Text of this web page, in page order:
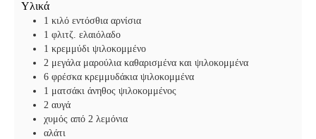
Υλικά
1 κιλό εντόσθια αρνίσια
1 φλιτζ. ελαιόλαδο
1 κρεμμύδι ψιλοκομμένο
2 μεγάλα μαρούλια καθαρισμένα και ψιλοκομμένα
6 φρέσκα κρεμμυδάκια ψιλοκομμένα
1 ματσάκι άνηθος ψιλοκομμένος
2 αυγά
χυμός από 2 λεμόνια
αλάτι